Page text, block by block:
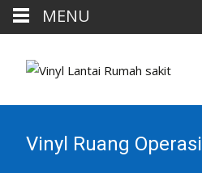
Vinyl Ruang Operasi
MENU